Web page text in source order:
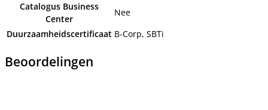
Catalogus Business
Center
Nee
Duurzaamheidscertificaat B-Corp, SBTi
Beoordelingen